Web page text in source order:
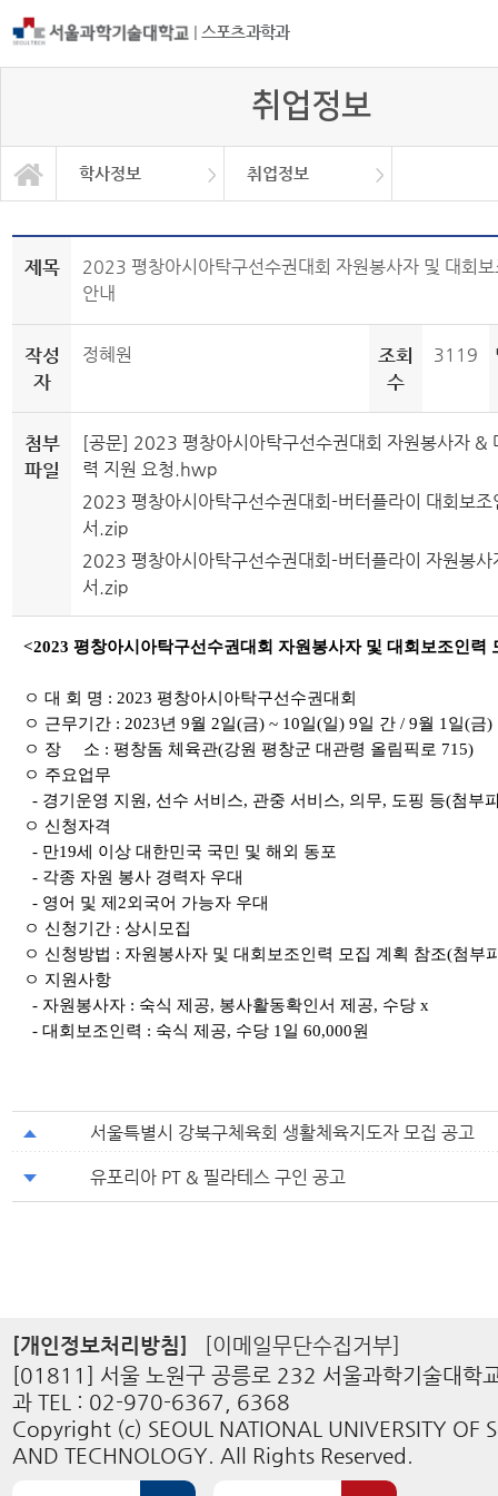
| 스포츠과학과
취업정보
학사정보 취업정보
학과소개
교과과정
학사정보
대학원
정보광장
커뮤니티
학사일정
공지사항
자유게시판
취업정보
자료실
제목
2023 평창아시아탁구선수권대회 자원봉사자 및 대회
안내
작성
자
정혜원
조회
수
3119
첨부
파일
[공문] 2023 평창아시아탁구선수권대회 자원봉사자 &
력 지원 요청.hwp
2023 평창아시아탁구선수권대회-버터플라이 대회보조
서.zip
2023 평창아시아탁구선수권대회-버터플라이 자원봉사
서.zip
<2023 평창아시아탁구선수권대회 자원봉사자 및 대회보조인력
ㅇ 대 회 명 : 2023 평창아시아탁구선수권대회
ㅇ 근무기간 : 2023년9월 2일(금) ~ 10일(일) 9일 간 /9월 1 일(금)
ㅇ 장 소 : 평창돔 체육관(강원 평창군 대관령 올림픽로 715)
ㅇ 주요업무
- 경기운영 지원,선수 서비스, 관중 서비스, 의무, 도핑 등(첨부
ㅇ 신청자격
- 만19세 이상 대한민국 국민 및 해외 동포
- 각종 자원 봉사 경력자 우대
- 영어 및 제2외국어 가능자 우대
ㅇ 신청기간 : 상시모집
ㅇ 신청방법 : 자원봉사자 및 대회보조인력 모집 계획 참조(첨부
ㅇ 지원사항
- 자원봉사자 : 숙식 제공, 봉사활동확인서 제공, 수당 x
- 대회보조인력 : 숙식 제공, 수당 1일 60,000원
서울특별시 강북구체육회 생활체육지도자 모집 공고
유포리아 PT & 필라테스 구인 공고
[개인정보처리방침]
[이메일무단수집거부]
[01811] 서울 노원구 공릉로 232 서울과학기술대학
과 TEL : 02-970-6367, 6368
Copyright (c) SEOUL NATIONAL UNIVERSITY OF
AND TECHNOLOGY. All Rights Reserved.